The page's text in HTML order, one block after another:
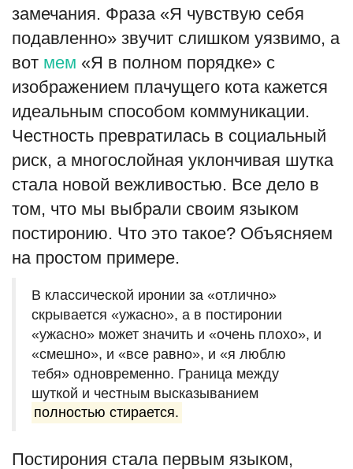
замечания. Фраза «Я чувствую себя
подавленно» звучит слишком уязвимо, а
вот мем «Я в полном порядке» с
изображением плачущего кота кажется
идеальным способом коммуникации.
Честность превратилась в социальный
риск, а многослойная уклончивая шутка
стала новой вежливостью. Все дело в
том, что мы выбрали своим языком
постиронию. Что это такое? Объясняем
на простом примере.
В классической иронии за «отлично»
скрывается «ужасно», а в постиронии
«ужасно» может значить и «очень плохо», и
«смешно», и «все равно», и «я люблю
тебя» одновременно. Граница между
шуткой и честным высказыванием
полностью стирается.
Постирония стала первым языком,